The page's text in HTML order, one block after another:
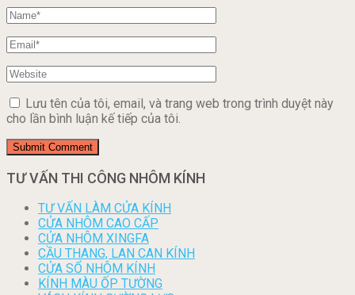
Lưu tên của tôi, email, và trang web trong trình duyệt này
cho lần bình luận kế tiếp của tôi.
TƯ VẤN THI CÔNG NHÔM KÍNH
TƯ VẤN LÀM CỬA KÍNH
CỬA NHÔM CAO CẤP
CỬA NHÔM XINGFA
CẦU THANG, LAN CAN KÍNH
CỬA SỔ NHÔM KÍNH
KÍNH MÀU ỐP TƯỜNG